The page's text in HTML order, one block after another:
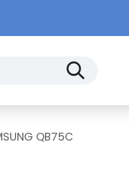
QB75C